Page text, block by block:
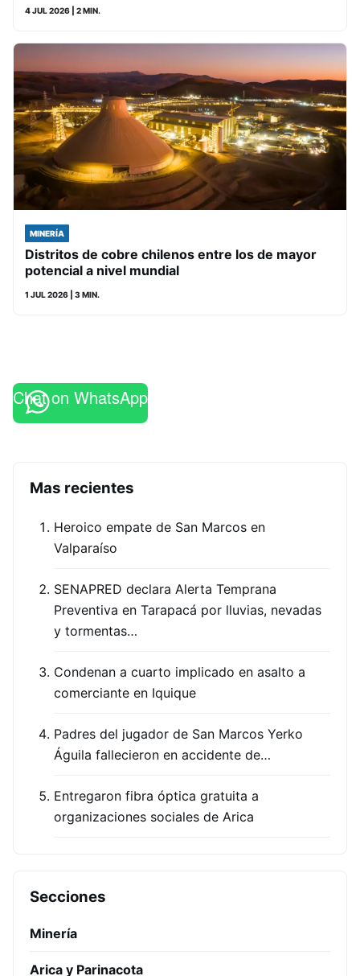
4 JUL 2026 | 2 MIN.
MINERÍA
Distritos de cobre chilenos entre los de mayor
potencial a nivel mundial
1 JUL 2026 | 3 MIN.
Chat on WhatsApp
Mas recientes
Heroico empate de San Marcos en
Valparaíso
SENAPRED declara Alerta Temprana
Preventiva en Tarapacá por lluvias, nevadas
y tormentas…
Condenan a cuarto implicado en asalto a
comerciante en Iquique
Padres del jugador de San Marcos Yerko
Águila fallecieron en accidente de…
Entregaron fibra óptica gratuita a
organizaciones sociales de Arica
Secciones
Minería
Arica y Parinacota